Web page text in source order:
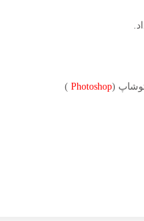
(
Photoshop
)